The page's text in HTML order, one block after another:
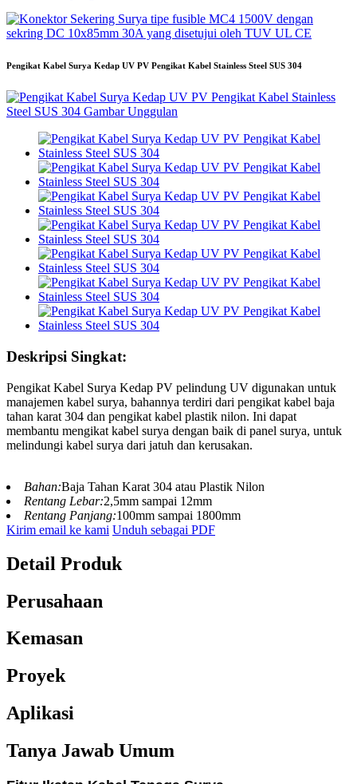
Pengikat Kabel Surya Kedap UV PV Pengikat Kabel Stainless Steel SUS 304
Deskripsi Singkat:
Pengikat Kabel Surya Kedap PV pelindung UV digunakan untuk
manajemen kabel surya, bahannya terdiri dari pengikat kabel baja
tahan karat 304 dan pengikat kabel plastik nilon. Ini dapat
membantu mengikat kabel surya dengan baik di panel surya, untuk
melindungi kabel surya dari jatuh dan kerusakan.
Bahan:Baja Tahan Karat 304 atau Plastik Nilon
Rentang Lebar:2,5mm sampai 12mm
Rentang Panjang:100mm sampai 1800mm
Kirim email ke kami Unduh sebagai PDF
Detail Produk
Perusahaan
Kemasan
Proyek
Aplikasi
Tanya Jawab Umum